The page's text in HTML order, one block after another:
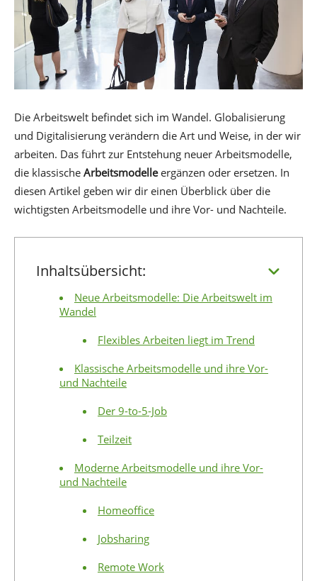
Die Arbeitswelt befindet sich im Wandel. Globalisierung
und Digitalisierung verändern die Art und Weise, in der wir
arbeiten. Das führt zur Entstehung neuer Arbeitsmodelle,
die klassische Arbeitsmodelleergänzen oder ersetzen. In
diesen Artikel geben wir dir einen Überblick über die
wichtigsten Arbeitsmodelle und ihre Vor- und Nachteile.
Inhaltsübersicht:
Neue Arbeitsmodelle: Die Arbeitswelt im
Wandel
Flexibles Arbeiten liegt im Trend
Klassische Arbeitsmodelle und ihre Vor-
und Nachteile
Der 9-to-5-Job
Teilzeit
Moderne Arbeitsmodelle und ihre Vor-
und Nachteile
Homeoffice
Jobsharing
Remote Work